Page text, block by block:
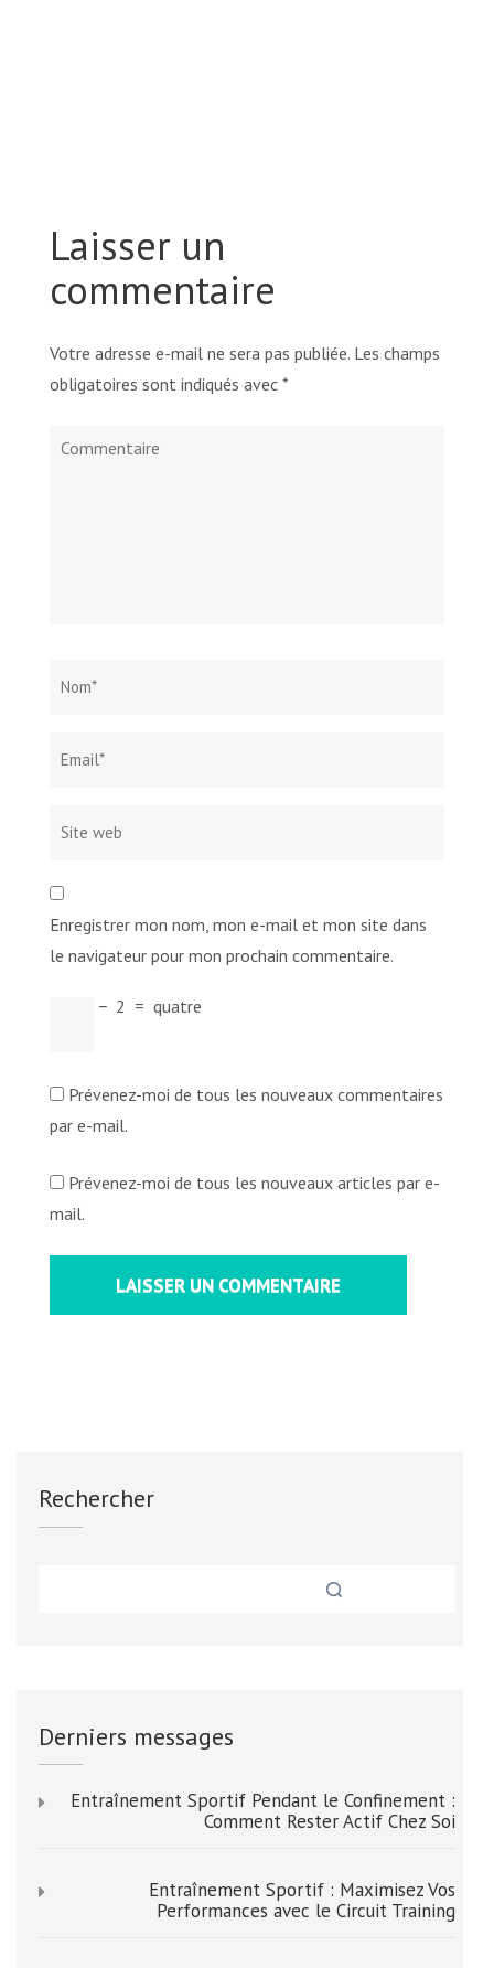
Laisser un
commentaire
Votre adresse e-mail ne sera pas publiée. Les champs
obligatoires sont indiqués avec *
Commentaire
Enregistrer mon nom, mon e-mail et mon site dans
le navigateur pour mon prochain commentaire.
− 2 = quatre
Prévenez-moi de tous les nouveaux commentaires
par e-mail.
Prévenez-moi de tous les nouveaux articles par e-
mail.
Rechercher
Derniers messages
Entraînement Sportif Pendant le Confinement :
Comment Rester Actif Chez Soi
Entraînement Sportif : Maximisez Vos
Performances avec le Circuit Training